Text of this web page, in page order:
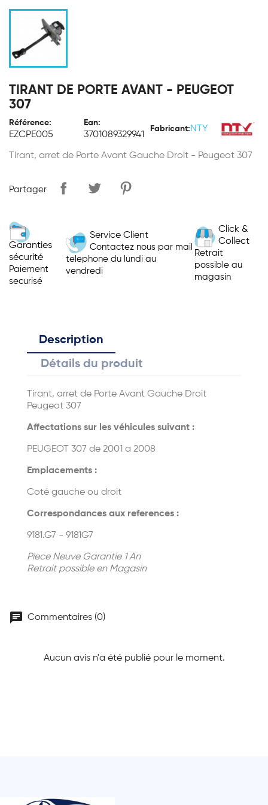
TIRANT DE PORTE AVANT - PEUGEOT
307
Référence:
EZCPE005
Ean:
3701089329941
Fabricant: NTY
Tirant, arret de Porte Avant Gauche Droit - Peugeot 307
Partager
Garanties
sécurité
Paiement
securisé
Service Client
Contactez nous par mail
telephone du lundi au
vendredi
Click &
Collect
Retrait
possible au
magasin
Description
Détails du produit
Tirant, arret de Porte Avant Gauche Droit
Peugeot 307
Affectations sur les véhicules suivant :
PEUGEOT 307 de 2001 a 2008
Emplacements :
Coté gauche ou droit
Correspondances aux references :
9181.G7 - 9181G7
Piece Neuve Garantie 1 An
Retrait possible en Magasin
chat Commentaires (0)
Aucun avis n'a été publié pour le moment.